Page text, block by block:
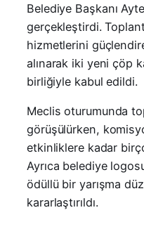
Belediye Başkanı
gerçekleştirdi.
hizmetlerini
alınarak iki yeni çöp
birliğiyle kabul edildi.
Meclis oturumunda
görüşülürken,
etkinliklere kadar
Ayrıca belediye
ödüllü bir yarışma
kararlaştırıldı.